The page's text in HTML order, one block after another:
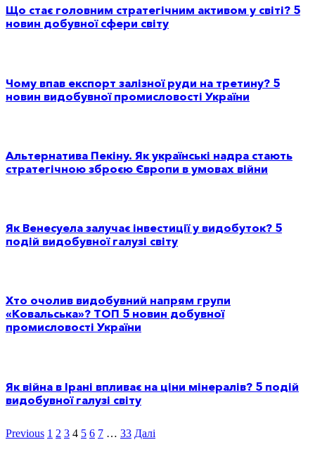
Що стає головним стратегічним активом у світі? 5
новин добувної сфери світу
Чому впав експорт залізної руди на третину? 5
новин видобувної промисловості України
Альтернатива Пекіну. Як українські надра стають
стратегічною зброєю Європи в умовах війни
Як Венесуела залучає інвестиції у видобуток? 5
подій видобувної галузі світу
Хто очолив видобувний напрям групи
«Ковальська»? ТОП 5 новин добувної
промисловості України
Як війна в Ірані впливає на ціни мінералів? 5 подій
видобувної галузі світу
Previous 1 2 3 4 5 6 7 … 33 Далі